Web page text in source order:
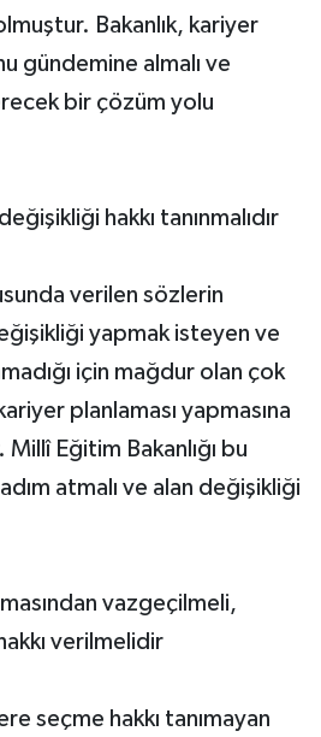
Bakanlık, kariyer
gündemine almalı ve
bir çözüm yolu
hakkı tanınmalıdır
verilen sözlerin
yapmak isteyen ve
için mağdur olan çok
planlaması yapmasına
Eğitim Bakanlığı bu
atmalı ve alan değişikliği
vazgeçilmeli,
verilmelidir
seçme hakkı tanımayan